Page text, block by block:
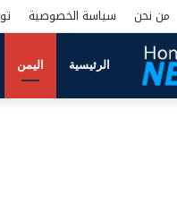
من نحن سياسة الخصوصية
الرئيسية اليمن